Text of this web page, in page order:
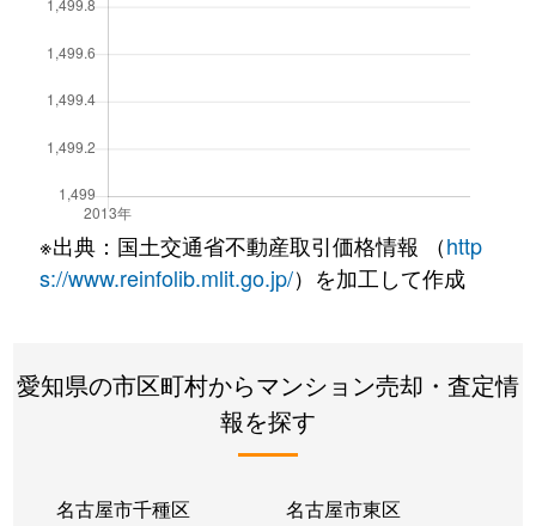
※出典：国土交通省不動産取引価格情報 （http
s://www.reinfolib.mlit.go.jp/）を加工して作成
愛知県の市区町村からマンション売却・査定情
報を探す
名古屋市千種区 名古屋市東区